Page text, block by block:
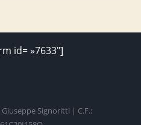
id= »7633″]
Signoritti | C.F.: